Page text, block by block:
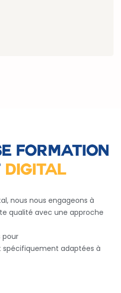
nous nous engageons à
qualité avec une approche
pour
adaptées à